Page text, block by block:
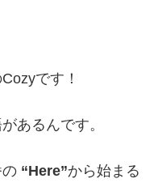
です！
あるんです。
“Here”から始まる